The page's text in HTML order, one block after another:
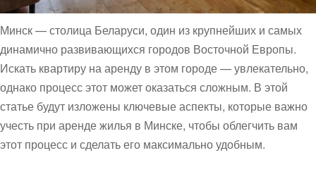
Минск — столица Беларуси, один из крупнейших и самых
динамично развивающихся городов Восточной Европы.
Искать квартиру на аренду в этом городе — увлекательно,
однако процесс этот может оказаться сложным. В этой
статье будут изложены ключевые аспекты, которые важно
учесть при аренде жилья в Минске, чтобы облегчить вам
этот процесс и сделать его максимально удобным.